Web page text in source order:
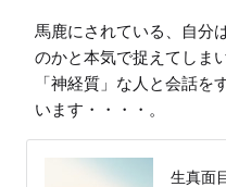
馬鹿にされている、自分
のかと本気で捉えてしま
「神経質」な人と会話
生真面